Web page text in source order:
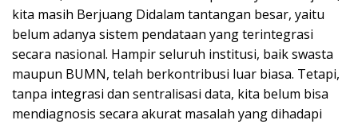
kita masih Berjuang Didalam tantangan besar, yaitu
belum adanya sistem pendataan yang terintegrasi
secara nasional. Hampir seluruh institusi, baik swasta
maupun BUMN, telah berkontribusi luar biasa. Tetapi,
tanpa integrasi dan sentralisasi data, kita belum bisa
mendiagnosis secara akurat masalah yang dihadapi